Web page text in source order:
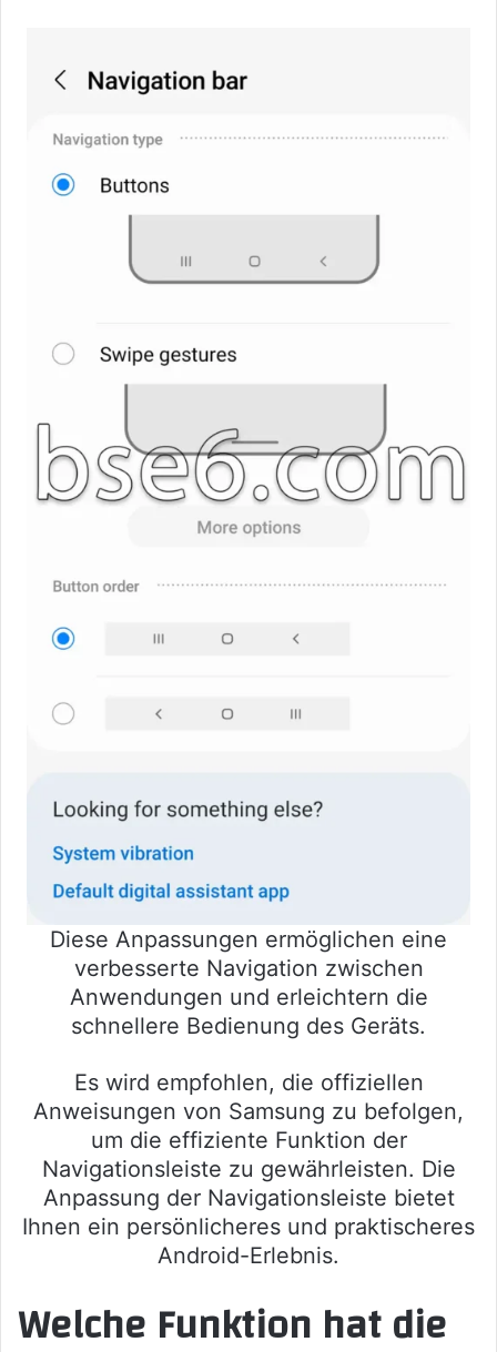
Diese Anpassungen ermöglichen eine
verbesserte Navigation zwischen
Anwendungen und erleichtern die
schnellere Bedienung des Geräts.
Es wird empfohlen, die offiziellen
Anweisungen von Samsung zu befolgen,
um die effiziente Funktion der
Navigationsleiste zu gewährleisten. Die
Anpassung der Navigationsleiste bietet
Ihnen ein persönlicheres und praktischeres
Android-Erlebnis.
Welche Funktion hat die